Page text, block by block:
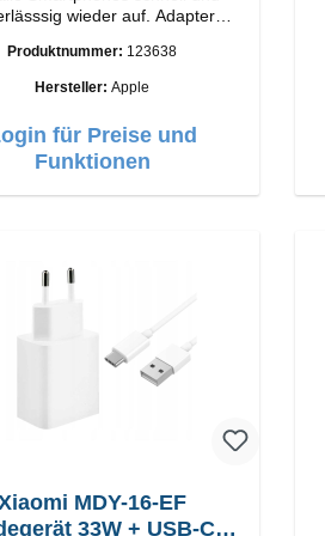
wieder auf. Adapter
Anschlüsse: USB-A
Output: 12W Farbe: Weiss
Produktnummer: 123638
Hersteller:Apple
für Preise und
Funktionen
MDY-16-EF
33W + USB-C